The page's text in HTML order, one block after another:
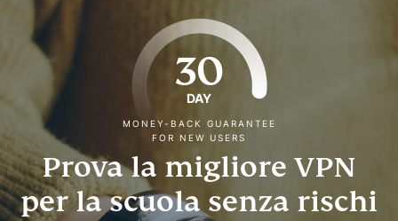
30
DAY
MONEY-BACK GUARANTEE
FOR NEW USERS
Prova la migliore VPN
per la scuola senza rischi